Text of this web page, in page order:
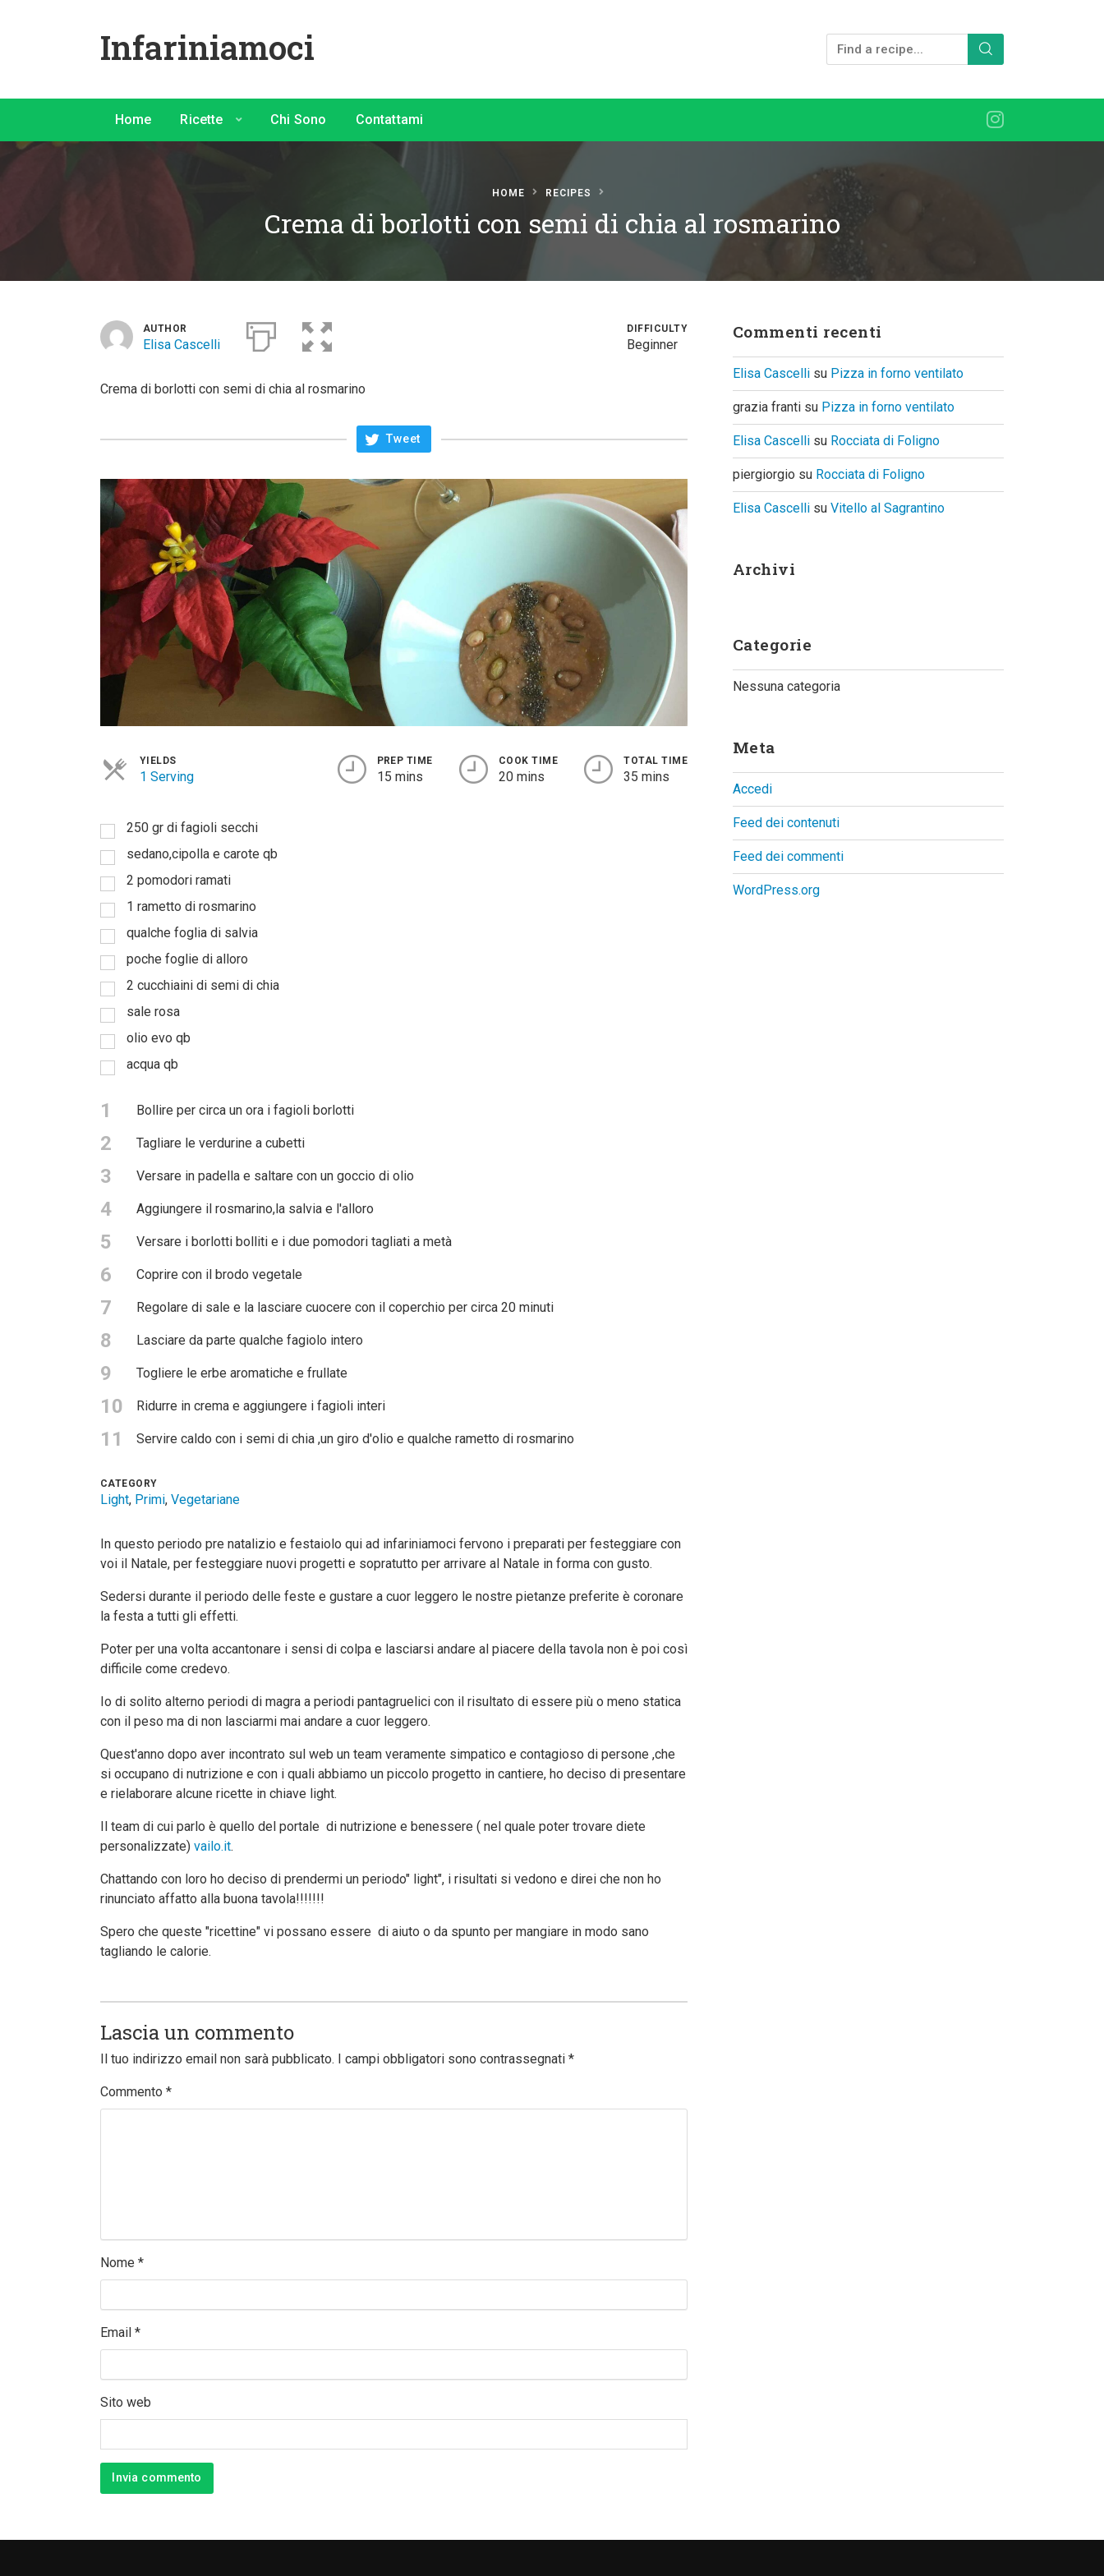
Infariniamoci
Home Ricette Chi Sono Contattami
HOME RECIPES
Crema di borlotti con semi di chia al rosmarino
AUTHOR
Elisa Cascelli
DIFFICULTY
Beginner
Crema di borlotti con semi di chia al rosmarino
Tweet
YIELDS
1 Serving
PREP TIME
15 mins
COOK TIME
20 mins
TOTAL TIME
35 mins
250 gr di fagioli secchi
sedano,cipolla e carote qb
2 pomodori ramati
1 rametto di rosmarino
qualche foglia di salvia
poche foglie di alloro
2 cucchiaini di semi di chia
sale rosa
olio evo qb
acqua qb
1 Bollire per circa un ora i fagioli borlotti
2 Tagliare le verdurine a cubetti
3 Versare in padella e saltare con un goccio di olio
4 Aggiungere il rosmarino,la salvia e l'alloro
5 Versare i borlotti bolliti e i due pomodori tagliati a metà
6 Coprire con il brodo vegetale
7 Regolare di sale e la lasciare cuocere con il coperchio per circa 20 minuti
8 Lasciare da parte qualche fagiolo intero
9 Togliere le erbe aromatiche e frullate
10 Ridurre in crema e aggiungere i fagioli interi
11 Servire caldo con i semi di chia ,un giro d'olio e qualche rametto di rosmarino
CATEGORY
Light, Primi, Vegetariane
In questo periodo pre natalizio e festaiolo qui ad infariniamoci fervono i preparati per festeggiare con
voi il Natale, per festeggiare nuovi progetti e sopratutto per arrivare al Natale in forma con gusto.
Sedersi durante il periodo delle feste e gustare a cuor leggero le nostre pietanze preferite è coronare
la festa a tutti gli effetti.
Poter per una volta accantonare i sensi di colpa e lasciarsi andare al piacere della tavola non è poi così
difficile come credevo.
Io di solito alterno periodi di magra a periodi pantagruelici con il risultato di essere più o meno statica
con il peso ma di non lasciarmi mai andare a cuor leggero.
Quest'anno dopo aver incontrato sul web un team veramente simpatico e contagioso di persone ,che
si occupano di nutrizione e con i quali abbiamo un piccolo progetto in cantiere, ho deciso di presentare
e rielaborare alcune ricette in chiave light.
Il team di cui parlo è quello del portale di nutrizione e benessere ( nel quale poter trovare diete
personalizzate) vailo.it.
Chattando con loro ho deciso di prendermi un periodo" light", i risultati si vedono e direi che non ho
rinunciato affatto alla buona tavola!!!!!!!
Spero che queste "ricettine" vi possano essere di aiuto o da spunto per mangiare in modo sano
tagliando le calorie.
Lascia un commento
Il tuo indirizzo email non sarà pubblicato. I campi obbligatori sono contrassegnati *
Commento *
Nome *
Email *
Sito web
Commenti recenti
Elisa Cascelli su Pizza in forno ventilato
grazia franti su Pizza in forno ventilato
Elisa Cascelli su Rocciata di Foligno
piergiorgio su Rocciata di Foligno
Elisa Cascelli su Vitello al Sagrantino
Archivi
Categorie
Nessuna categoria
Meta
Accedi
Feed dei contenuti
Feed dei commenti
WordPress.org